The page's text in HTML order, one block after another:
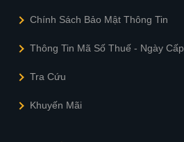
Chính Sách Bảo Mật Thông Tin
Thông Tin Mã Số Thuế - Ngày Cấp
Tra Cứu
Khuyến Mãi